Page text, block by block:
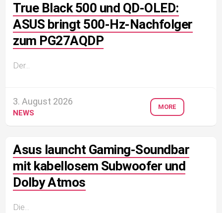
True Black 500 und QD-OLED:
ASUS bringt 500-Hz-Nachfolger
zum PG27AQDP
Der...
3. August 2026
NEWS
MORE
Asus launcht Gaming-Soundbar
mit kabellosem Subwoofer und
Dolby Atmos
Die...